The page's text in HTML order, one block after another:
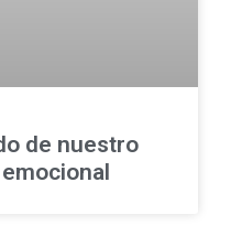
de nuestro